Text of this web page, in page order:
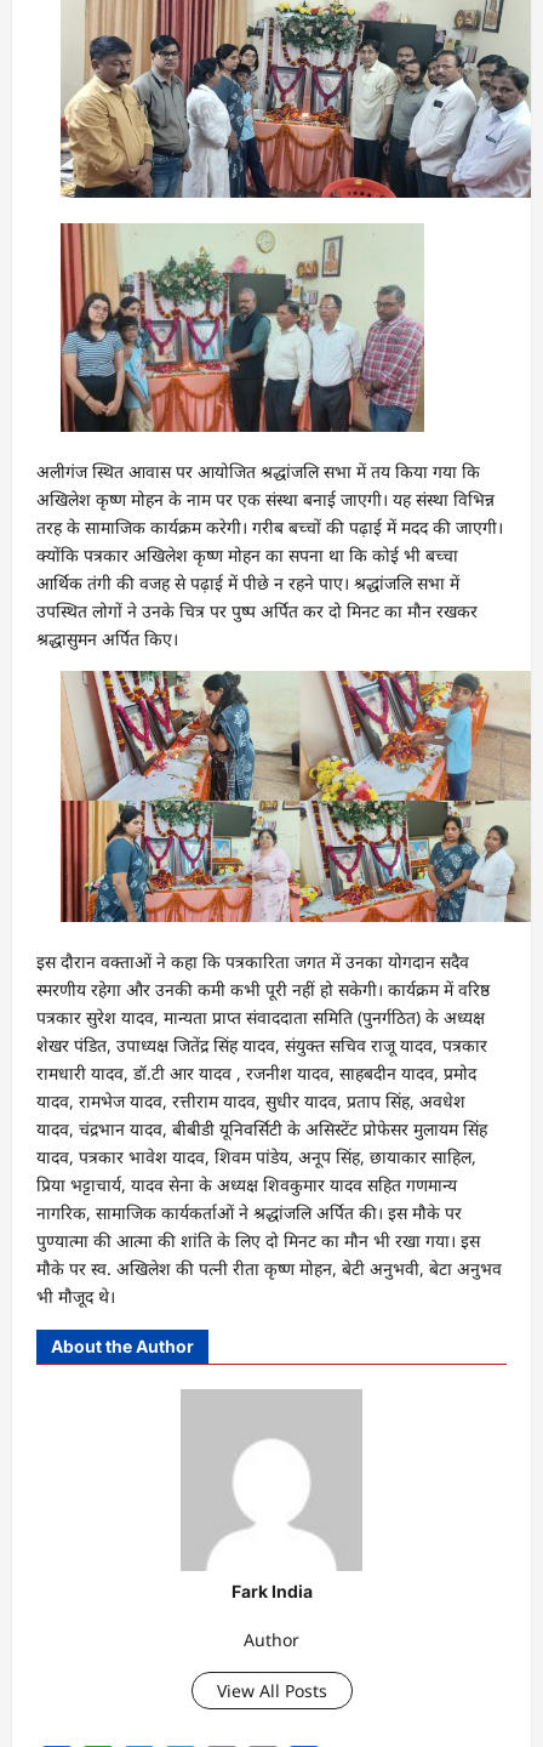
अलीगंज स्थित आवास पर आयोजित श्रद्धांजलि सभा में तय किया गया कि
अखिलेश कृष्ण मोहन के नाम पर एक संस्था बनाई जाएगी। यह संस्था विभिन्न
तरह के सामाजिक कार्यक्रम करेगी। गरीब बच्चों की पढ़ाई में मदद की जाएगी।
क्योंकि पत्रकार अखिलेश कृष्ण मोहन का सपना था कि कोई भी बच्चा
आर्थिक तंगी की वजह से पढ़ाई में पीछे न रहने पाए। श्रद्धांजलि सभा में
उपस्थित लोगों ने उनके चित्र पर पुष्प अर्पित कर दो मिनट का मौन रखकर
श्रद्धासुमन अर्पित किए।
इस दौरान वक्ताओं ने कहा कि पत्रकारिता जगत में उनका योगदान सदैव
स्मरणीय रहेगा और उनकी कमी कभी पूरी नहीं हो सकेगी। कार्यक्रम में वरिष्ठ
पत्रकार सुरेश यादव, मान्यता प्राप्त संवाददाता समिति (पुनर्गठित) के अध्यक्ष
शेखर पंडित, उपाध्यक्ष जितेंद्र सिंह यादव, संयुक्त सचिव राजू यादव, पत्रकार
रामधारी यादव, डॉ.टी आर यादव , रजनीश यादव, साहबदीन यादव, प्रमोद
यादव, रामभेज यादव, रत्तीराम यादव, सुधीर यादव, प्रताप सिंह, अवधेश
यादव, चंद्रभान यादव, बीबीडी यूनिवर्सिटी के असिस्टेंट प्रोफेसर मुलायम सिंह
यादव, पत्रकार भावेश यादव, शिवम पांडेय, अनूप सिंह, छायाकार साहिल,
प्रिया भट्टाचार्य, यादव सेना के अध्यक्ष शिवकुमार यादव सहित गणमान्य
नागरिक, सामाजिक कार्यकर्ताओं ने श्रद्धांजलि अर्पित की। इस मौके पर
पुण्यात्मा की आत्मा की शांति के लिए दो मिनट का मौन भी रखा गया। इस
मौके पर स्व. अखिलेश की पत्नी रीता कृष्ण मोहन, बेटी अनुभवी, बेटा अनुभव
भी मौजूद थे।
About the Author
Fark India
Author
View All Posts